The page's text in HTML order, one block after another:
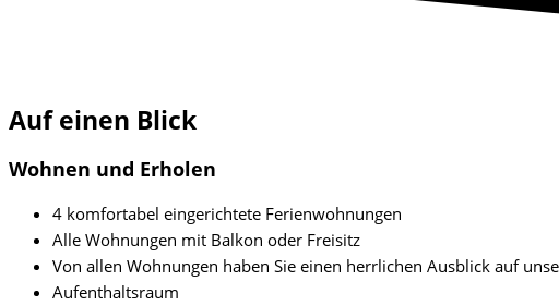
Auf einen Blick
Wohnen und Erholen
4 komfortabel eingerichtete Ferienwohnungen
Alle Wohnungen mit Balkon oder Freisitz
Von allen Wohnungen haben Sie einen herrlichen Ausblick auf
Aufenthaltsraum